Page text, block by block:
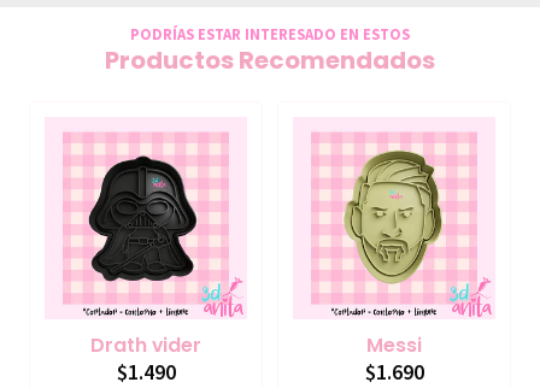
PODRÍAS ESTAR INTERESADO EN ESTOS
Productos Recomendados
Drath vider
$1.490
Messi
$1.690